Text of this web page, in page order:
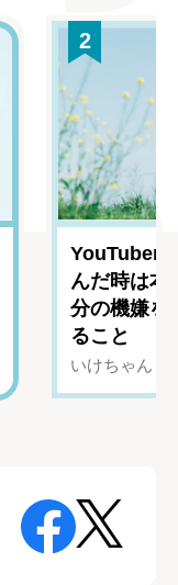
2
YouTuber
んだ時は
分の機嫌を
ること
いけちゃん（